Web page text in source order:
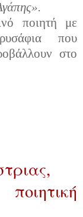
ποιητή με
που
στο